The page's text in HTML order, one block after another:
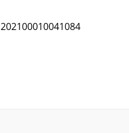
202100010041084